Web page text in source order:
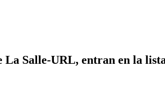
Salle-URL, entran en la